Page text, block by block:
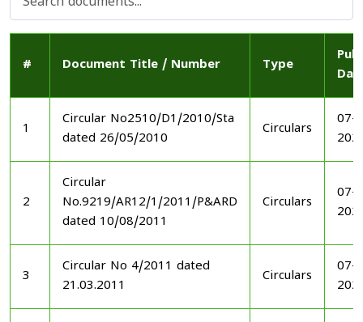
# Document Title / Number Type
1
Circular No2510/D1/2010/Sta
dated 26/05/2010
Circulars
07-
2
Circular
No.9219/AR12/1/2011/P&ARD
dated 10/08/2011
Circulars
07-
3
Circular No 4/2011 dated
21.03.2011
Circulars
07-